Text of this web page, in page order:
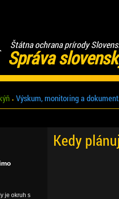
Štátna ochrana prírody
Správa
Výskum, monitoring a
Kedy
je okruh s